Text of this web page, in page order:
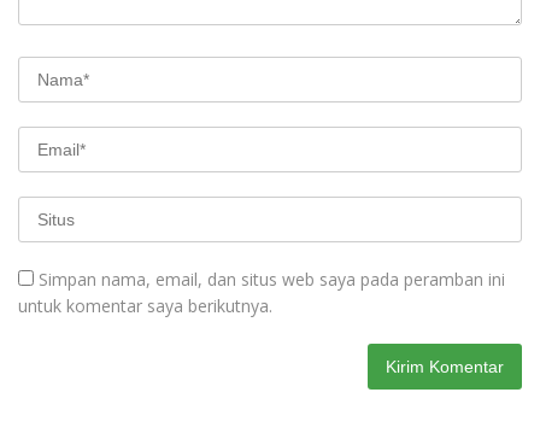
Simpan nama, email, dan situs web saya pada peramban ini
untuk komentar saya berikutnya.